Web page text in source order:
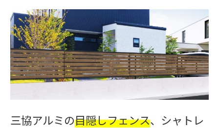
三協アルミの目隠しフェンス、シャトレ